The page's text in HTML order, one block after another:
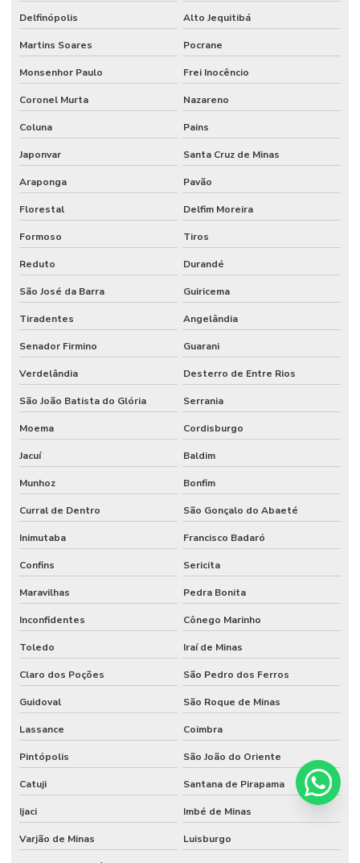
Delfinópolis Alto Jequitibá
Martins Soares Pocrane
Monsenhor Paulo Frei Inocêncio
Coronel Murta Nazareno
Coluna Pains
Japonvar Santa Cruz de Minas
Araponga Pavão
Florestal Delfim Moreira
Formoso Tiros
Reduto Durandé
São José da Barra Guiricema
Tiradentes Angelândia
Senador Firmino Guarani
Verdelândia Desterro de Entre Rios
São João Batista do Glória Serrania
Moema Cordisburgo
Jacuí Baldim
Munhoz Bonfim
Curral de Dentro São Gonçalo do Abaeté
Inimutaba Francisco Badaró
Confins Sericita
Maravilhas Pedra Bonita
Inconfidentes Cônego Marinho
Toledo Iraí de Minas
Claro dos Poções São Pedro dos Ferros
Guidoval São Roque de Minas
Lassance Coimbra
Pintópolis São João do Oriente
Catuji Santana de Pirapama
Ijaci Imbé de Minas
Varjão de Minas Luisburgo